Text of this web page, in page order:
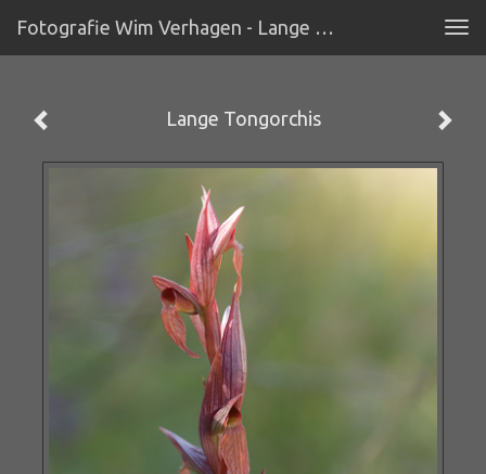
Fotografie Wim Verhagen - Lange Tongorchis
Lange Tongorchis